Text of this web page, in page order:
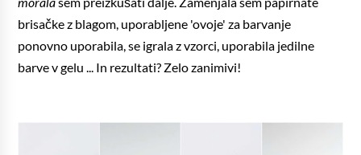
brisačke z blagom, uporabljene 'ovoje' za barvanje
ponovno uporabila, se igrala z vzorci, uporabila jedilne
barve v gelu ... In rezultati? Zelo zanimivi!